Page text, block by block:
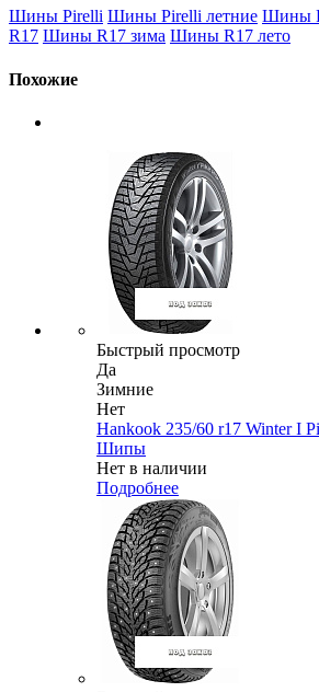
Шины Pirelli Шины Pirelli летние Шины
R17 Шины R17 зима Шины R17 лето
Похожие
Быстрый просмотр
Да
Зимние
Нет
Hankook 235/60 r17 Winter I
Шипы
Нет в наличии
Подробнее